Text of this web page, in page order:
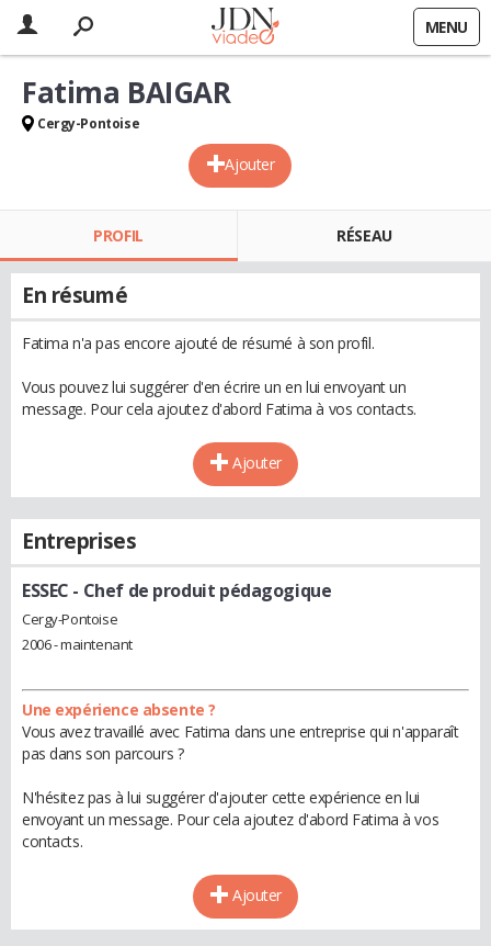
MENU
Ajouter
Fatima BAIGAR
Cergy-Pontoise
PROFIL RÉSEAU
En résumé
Fatima n'a pas encore ajouté de résumé à son profil.
Vous pouvez lui suggérer d'en écrire un en lui envoyant un
message. Pour cela ajoutez d'abord Fatima à vos contacts.
Ajouter
Entreprises
ESSEC - Chef de produit pédagogique
Cergy-Pontoise
2006 - maintenant
Une expérience absente ?
Vous avez travaillé avec Fatima dans une entreprise qui n'apparaît
pas dans son parcours ?
N'hésitez pas à lui suggérer d'ajouter cette expérience en lui
envoyant un message. Pour cela ajoutez d'abord Fatima à vos
contacts.
Ajouter